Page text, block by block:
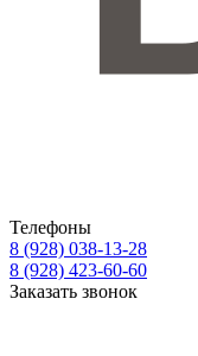
Телефоны
8 (928) 038-13-28
8 (928) 423-60-60
Заказать звонок